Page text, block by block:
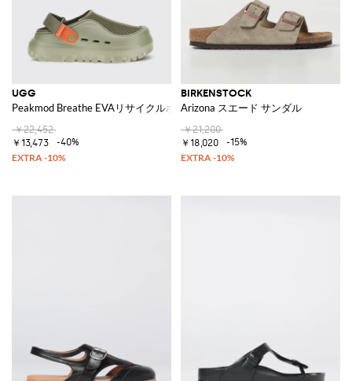
UGG
Peakmod Breathe EVAリサイクルポリエステルサンダル
￥22,452
￥13,473
-40%
BIRKENSTOCK
Arizona スエード サンダル
￥21,200
￥18,020
-15%